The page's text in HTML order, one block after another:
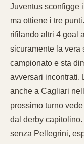
Juventus sconfigge
ma ottiene i tre
rifilando altri 4 goal
sicuramente la vera
campionato e sta
avversari incontrati.
anche a Cagliari
prossimo turno
dal derby
senza Pellegrini,